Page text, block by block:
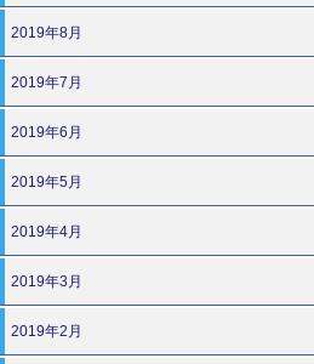
2019年8月
2019年7月
2019年6月
2019年5月
2019年4月
2019年3月
2019年2月